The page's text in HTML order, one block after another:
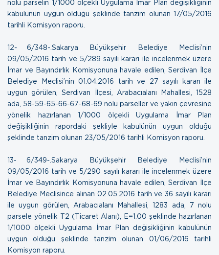
nolu parselin 1/1000 ölçekli Uygulama İmar Plan değişikliğinin
kabulünün uygun olduğu şeklinde tanzim olunan 17/05/2016
tarihli Komisyon raporu.
12- 6/348-.Sakarya Büyükşehir Belediye Meclisi’nin
09/05/2016 tarih ve 5/289 sayılı kararı ile incelenmek üzere
İmar ve Bayındırlık Komisyonuna havale edilen, Serdivan İlçe
Belediye Meclisi’nin 01.04.2016 tarih ve 27 sayılı kararı ile
uygun görülen, Serdivan İlçesi, Arabacıalanı Mahallesi, 1528
ada, 58-59-65-66-67-68-69 nolu parseller ve yakın çevresine
yönelik hazırlanan 1/1000 ölçekli Uygulama İmar Plan
değişikliğinin rapordaki şekliyle kabulünün uygun olduğu
şeklinde tanzim olunan 23/05/2016 tarihli Komisyon raporu.
13- 6/349-.Sakarya Büyükşehir Belediye Meclisi’nin
09/05/2016 tarih ve 5/290 sayılı kararı ile incelenmek üzere
İmar ve Bayındırlık Komisyonuna havale edilen, Serdivan İlçe
Belediye Meclisince alınan 02.05.2016 tarih ve 36 sayılı kararı
ile uygun görülen, Arabacıalanı Mahallesi, 1283 ada, 7 nolu
parsele yönelik T2 (Ticaret Alanı), E=1.00 şeklinde hazırlanan
1/1000 ölçekli Uygulama İmar Plan değişikliğinin kabulünün
uygun olduğu şeklinde tanzim olunan 01/06/2016 tarihli
Komisyon raporu.